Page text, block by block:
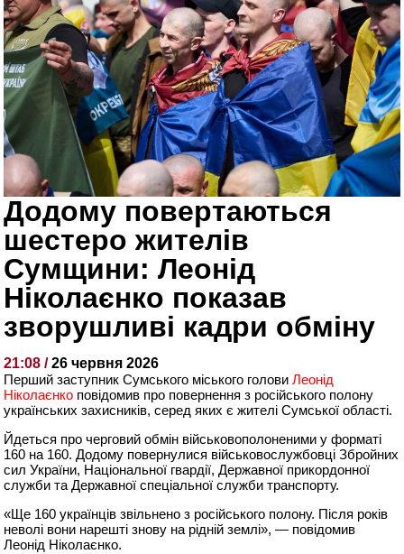
Додому повертаються
шестеро жителів
Сумщини: Леонід
Ніколаєнко показав
зворушливі кадри обміну
21:08 /26 червня 2026
Перший заступник Сумського міського головиЛеонід
Ніколаєнко повідомив про повернення з російського полону
українських захисників, серед яких є жителі Сумської області.
Йдеться про черговий обмін військовополоненими у форматі
160 на 160. Додому повернулися військовослужбовці Збройних
сил України, Національної гвардії, Державної прикордонної
служби та Державної спеціальної служби транспорту.
«Ще 160 українців звільнено з російського полону. Після років
неволі вони нарешті знову на рідній землі», — повідомив
Леонід Ніколаєнко.